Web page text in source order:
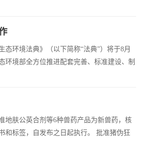
众提供更多优质水生态产品。 《...
环境法典》（以下简称“法典”）将于8月
环境部全方位推进配套完善、标准建设、制
的清理和制修订，强化与法典适配衔接，
地肤公英合剂等6种兽药产品为新兽药，核
和标签，自发布之日起执行。 批准猪伪狂
品质量标准、工艺规程、说明书和标签，